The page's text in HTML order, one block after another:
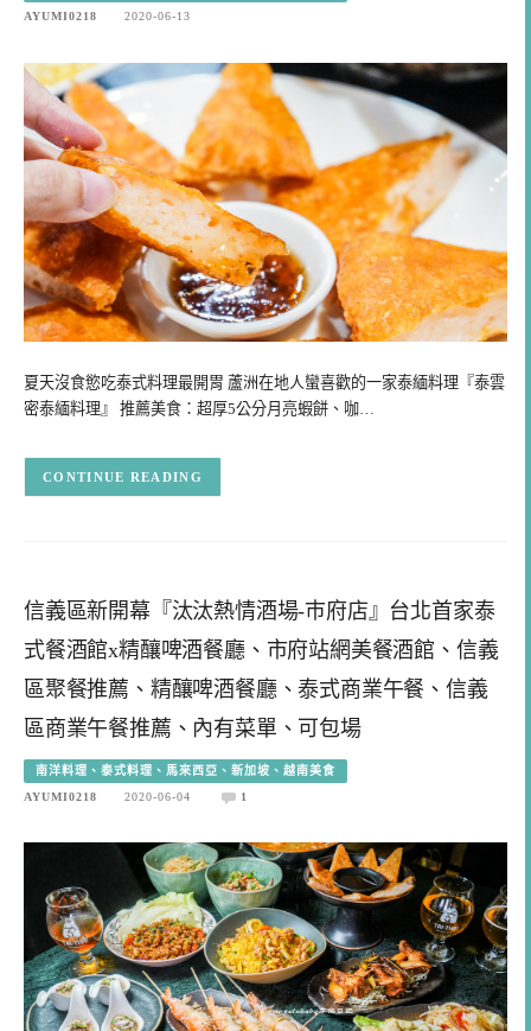
AYUMI0218 2020-06-13
夏天沒食慾吃泰式料理最開胃 蘆洲在地人蠻喜歡的一家泰緬料理『泰雲
密泰緬料理』 推薦美食：超厚5公分月亮蝦餅、咖…
CONTINUE READING
信義區新開幕『汰汰熱情酒場-巿府店』台北首家泰
式餐酒館x精釀啤酒餐廳、市府站網美餐酒館、信義
區聚餐推薦、精釀啤酒餐廳、泰式商業午餐、信義
區商業午餐推薦、內有菜單、可包場
南洋料理、泰式料理、馬來西亞、新加坡、越南美食
AYUMI0218
2020-06-04 1